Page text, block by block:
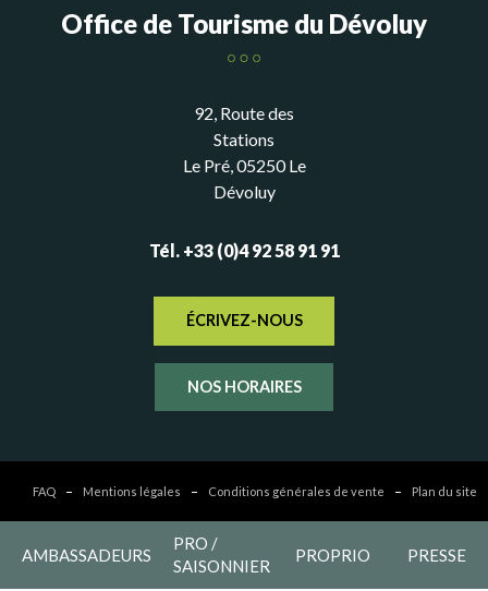
Office de Tourisme du Dévoluy
92, Route des
Stations
Le Pré, 05250 Le
Dévoluy
Tél. +33 (0)4 92 58 91 91
ÉCRIVEZ-NOUS
NOS HORAIRES
FAQ Mentions légales Conditions générales de vente Plan du site
AMBASSADEURS
PRO /
SAISONNIER
PROPRIO PRESSE